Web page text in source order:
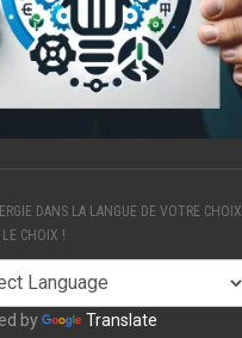
DANS LA LANGUE DE VOTRE CHOIX
LE CHOIX !
by Translate